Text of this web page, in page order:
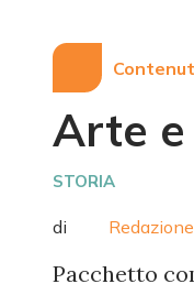
Arte
STORIA
di
Pacchetto